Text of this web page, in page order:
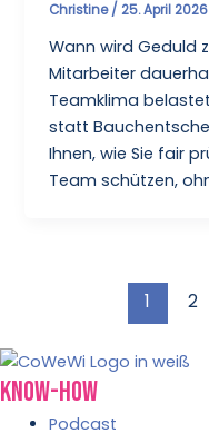
Christine/25. April 2026
Wann wird Geduld
Mitarbeiter
Teamklima
statt
Ihnen, wie Sie fair
Team schützen,
1 2
Know-How
Podcast